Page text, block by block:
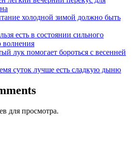
холодной зимой должно быть
есть в состоянии сильного
волнения
лук помогает бороться с весенней
суток лучше есть сладкую дыню
для просмотра.